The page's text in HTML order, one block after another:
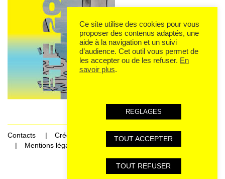
Contacts
Crédits
Mentions légales et données personnelles
Ce site utilise des cookies pour vous
proposer des contenus adaptés, une
aide à la navigation et un suivi
d’audience. Cet outil vous permet de
les accepter ou de les refuser. En
savoir plus.
REGLAGES
TOUT ACCEPTER
TOUT REFUSER